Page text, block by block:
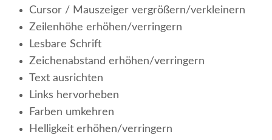
Cursor / Mauszeiger vergrößern/verkleinern
Zeilenhöhe erhöhen/verringern
Lesbare Schrift
Zeichenabstand erhöhen/verringern
Text ausrichten
Links hervorheben
Farben umkehren
Helligkeit erhöhen/verringern